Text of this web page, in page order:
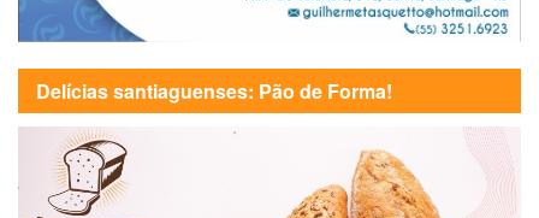
Delícias santiaguenses: Pão de Forma!